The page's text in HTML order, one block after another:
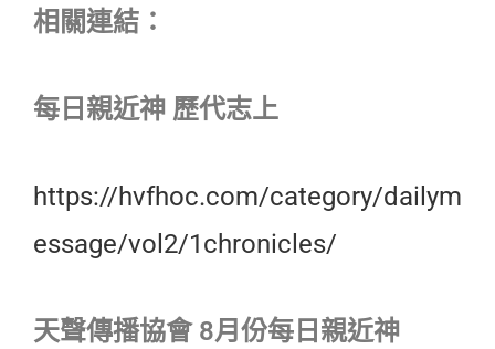
相關連結：
每日親近神 歷代志上
https://hvfhoc.com/category/dailym
essage/vol2/1chronicles/
天聲傳播協會 8月份每日親近神